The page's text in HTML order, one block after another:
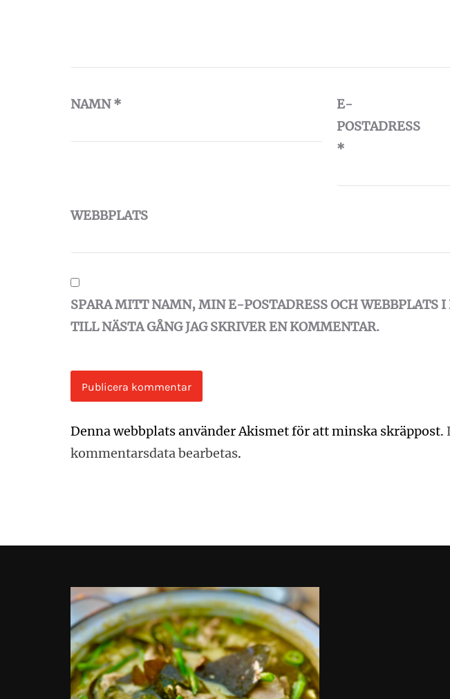
NAMN*
E-
POSTADRESS
*
WEBBPLATS
SPARA MITT NAMN, MIN E-POSTADRESS OCH WEBBPLATS I
TILL NÄSTA GÅNG JAG SKRIVER EN KOMMENTAR.
Denna webbplats använder Akismet för att minska skräppost.
kommentarsdata bearbetas.